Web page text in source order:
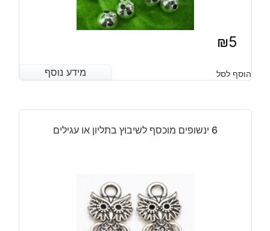
₪5
מידע נוסף הוסף לסל מידע נוסף
6 ינשופים מוכסף לשיבוץ בתליון או עגילים